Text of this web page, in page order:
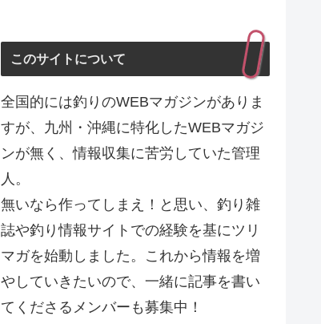
このサイトについて
全国的には釣りのWEBマガジンがありま
すが、九州・沖縄に特化したWEBマガジ
ンが無く、情報収集に苦労していた管理
人。
無いなら作ってしまえ！と思い、釣り雑
誌や釣り情報サイトでの経験を基にツリ
マガを始動しました。これから情報を増
やしていきたいので、一緒に記事を書い
てくださるメンバーも募集中！